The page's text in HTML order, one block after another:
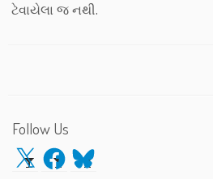
ટેવાયેલા જ નથી.
Follow Us
X Facebook
Bluesky